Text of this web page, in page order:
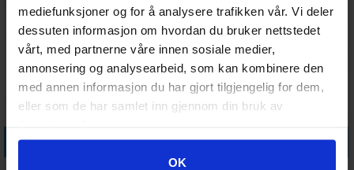
mediefunksjoner og for å analysere trafikken vår. Vi deler
dessuten informasjon om hvordan du bruker nettstedet
vårt, med partnerne våre innen sosiale medier,
annonsering og analysearbeid, som kan kombinere den
med annen informasjon du har gjort tilgjengelig for dem,
eller som de har samlet inn gjennom din bruk av
Googles retningslinjer for personvern
OK
Legg i handlekurven Legg i handlekurven